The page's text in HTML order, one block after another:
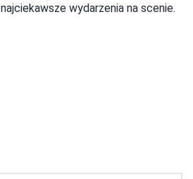
najciekawsze wydarzenia na scenie.